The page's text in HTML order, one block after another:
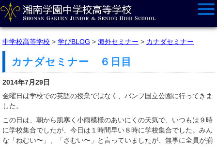
中学校高等学校 > 学びBLOG > 海外セミナー > カナダセミナー
カナダセミナー ６日目
2014年7月29日
金曜日は学校での英語の授業ではなく、バンフ国立公園に行ってきま
した。
この日は、朝から肌寒く小雨模様のあいにくの天気で、いつもは９時
に学校集合でしたが、今日は１時間早い８時に学校集合でした。みん
な「ねむい〜」、「さむい〜」と言っていましたが、無事に全員が揃